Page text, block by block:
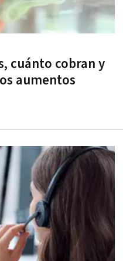
cuánto cobran y
aumentos